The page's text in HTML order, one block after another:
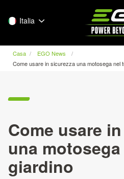
Italia
Casa
EGO News
Come usare in sicurezza una motosega nel
Come usare
una
giardino